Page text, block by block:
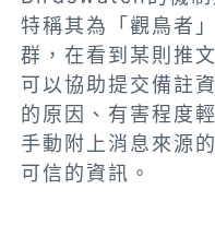
特稱其為「觀鳥者
群，在看到某則推
可以協助提交備註
的原因、有害程度
手動附上消息來源
可信的資訊。